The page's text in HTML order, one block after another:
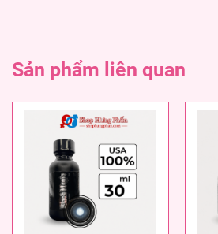
Sản phẩm liên quan